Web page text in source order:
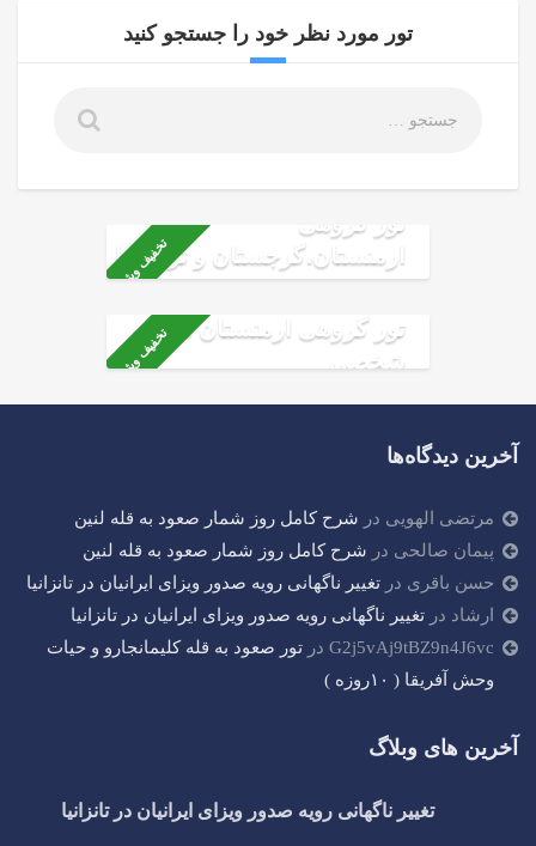
تور مورد نظر خود را جستجو کنید
تخفیف ویژه
تور گروهی
ارمنستان،گرجستان و ترکیه با
ماشین شخصی
تخفیف ویژه
تور گروهی ارمنستان ماشین
شخصی
آخرین دیدگاه‌ها
مرتضی الهویی در شرح کامل روز شمار صعود به قله لنین
پیمان صالحی در شرح کامل روز شمار صعود به قله لنین
حسن باقری در تغییر ناگهانی رویه صدور ویزای ایرانیان در تانزانیا
ارشاد در تغییر ناگهانی رویه صدور ویزای ایرانیان در تانزانیا
G2j5vAj9tBZ9n4J6vc در تور صعود به قله کلیمانجارو و حیات
وحش آفریقا ( ۱۰روزه )
آخرین های وبلاگ
تغییر ناگهانی رویه صدور ویزای ایرانیان در تانزانیا